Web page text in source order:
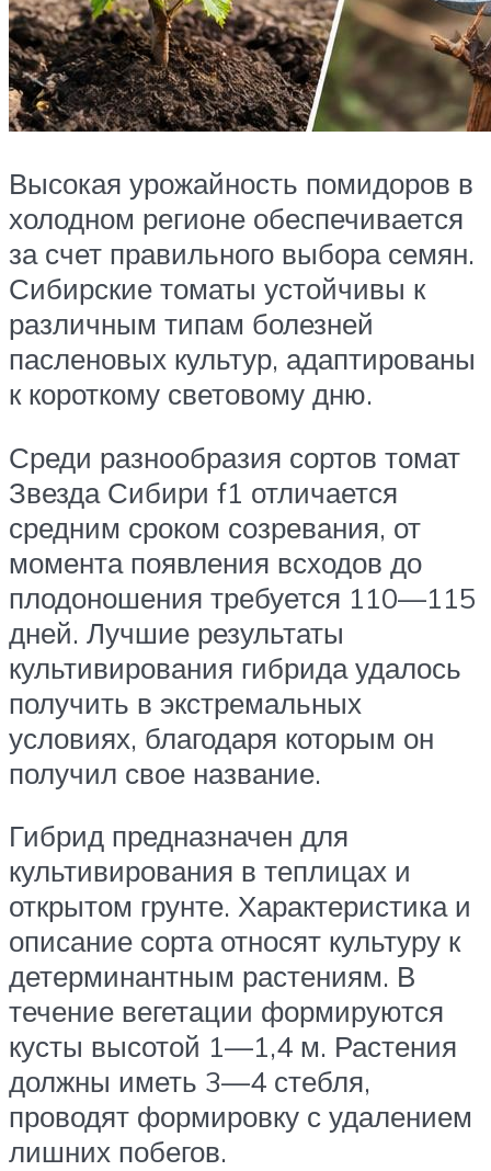
Высокая урожайность помидоров в
холодном регионе обеспечивается
за счет правильного выбора семян.
Сибирские томаты устойчивы к
различным типам болезней
пасленовых культур, адаптированы
к короткому световому дню.
Среди разнообразия сортов томат
Звезда Сибири f1 отличается
средним сроком созревания, от
момента появления всходов до
плодоношения требуется 110—115
дней. Лучшие результаты
культивирования гибрида удалось
получить в экстремальных
условиях, благодаря которым он
получил свое название.
Гибрид предназначен для
культивирования в теплицах и
открытом грунте. Характеристика и
описание сорта относят культуру к
детерминантным растениям. В
течение вегетации формируются
кусты высотой 1—1,4 м. Растения
должны иметь 3—4 стебля,
проводят формировку с удалением
лишних побегов.